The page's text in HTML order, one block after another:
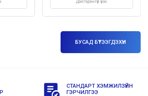
Дэлгэрэнгүй үзэх
БУСАД БҮТЭЭГДЭХҮН
СТАНДАРТ ХЭМЖИЛЗҮЙН
ГЭРЧИЛГЭЭ